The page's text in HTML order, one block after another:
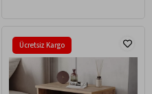
Ücretsiz Kargo